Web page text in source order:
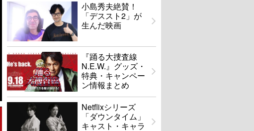
小島秀夫絶賛！
「デススト2」が
生んだ映画
『踊る大捜査線
N.E.W.』グッズ・
特典・キャンペー
ン情報まとめ
Netflixシリーズ
「ダウンタイム」
キャスト・キャラ